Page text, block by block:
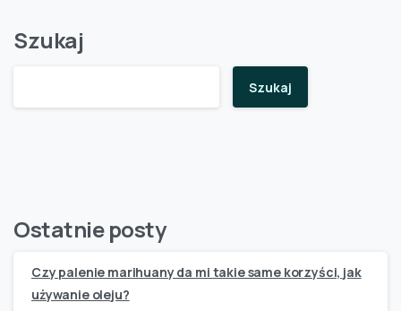
Szukaj
Szukaj
Ostatnie posty
Czy palenie marihuany da mi takie same korzyści, jak
używanie oleju?